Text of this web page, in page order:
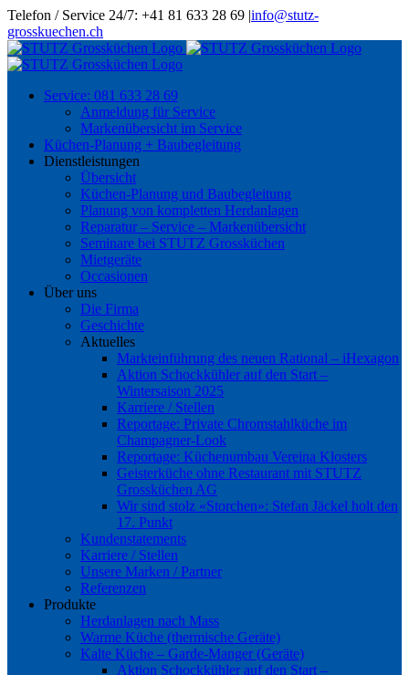
Skip
to
content
Telefon / Service 24/7: +41 81 633 28 69 |info@stutz-
grosskuechen.ch
Service: 081 633 28 69
Anmeldung für Service
Markenübersicht im Service
Küchen-Planung + Baubegleitung
Dienstleistungen
Übersicht
Küchen-Planung und Baubegleitung
Planung von kompletten Herdanlagen
Reparatur – Service – Markenübersicht
Seminare bei STUTZ Grossküchen
Mietgeräte
Occasionen
Über uns
Die Firma
Geschichte
Aktuelles
Markteinführung des neuen Rational – iHexagon
Aktion Schockkühler auf den Start –
Wintersaison 2025
Karriere / Stellen
Reportage: Private Chromstahlküche im
Champagner-Look
Reportage: Küchenumbau Vereina Klosters
Geisterküche ohne Restaurant mit STUTZ
Grossküchen AG
Wir sind stolz «Storchen»: Stefan Jäckel holt den
17. Punkt
Kundenstatements
Karriere / Stellen
Unsere Marken / Partner
Referenzen
Produkte
Herdanlagen nach Mass
Warme Küche (thermische Geräte)
Kalte Küche – Garde-Manger (Geräte)
Aktion Schockkühler auf den Start –